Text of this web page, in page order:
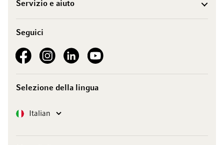
Servizio e aiuto
Seguici
See our FacebookSee our Instagram account
See our LinkedInSee our YouTube channel
Selezione della lingua
Lingua Italian